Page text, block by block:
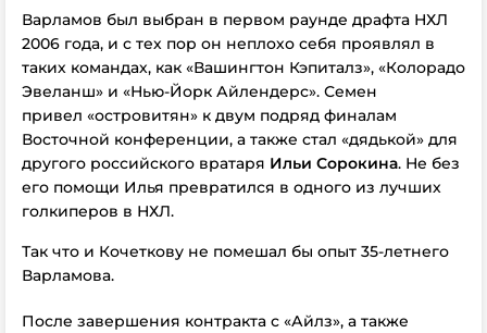
Варламов был выбран в первом раунде драфта НХЛ
2006 года, и с тех пор он неплохо себя проявлял в
таких командах, как «Вашингтон Кэпиталз», «Колорадо
Эвеланш» и «Нью-Йорк Айлендерс». Семен
привел «островитян» к двум подряд финалам
Восточной конференции, а также стал «дядькой» для
другого российского вратаря Ильи Сорокина. Не без
его помощи Илья превратился в одного из лучших
голкиперов в НХЛ.
Так что и Кочеткову не помешал бы опыт 35-летнего
Варламова.
После завершения контракта с «Айлз», а также